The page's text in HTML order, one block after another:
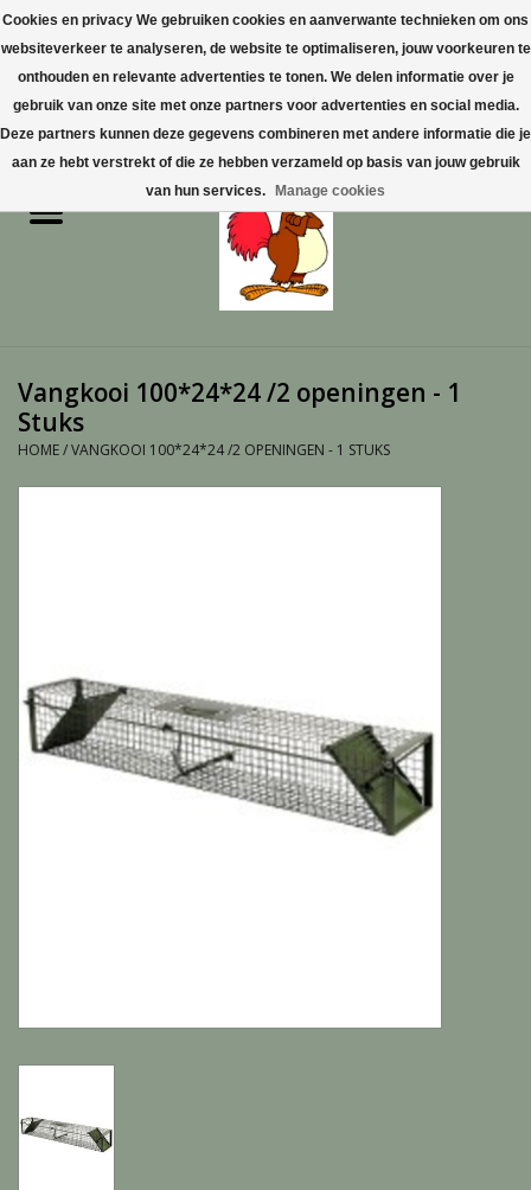
0 Artikelen - €0,00
Home
Vogelproducten aanschaffen
in Limburg
Hoefdieren
Paarden
Over ons
Vangkooi 100*24*24 /2 openingen - 1
Stuks
HOME/VANGKOOI 100*24*24 /2 OPENINGEN - 1 STUKS
Cookies en privacy We gebruiken cookies en aanverwante technieken om ons
websiteverkeer te analyseren, de website te optimaliseren, jouw voorkeuren te
onthouden en relevante advertenties te tonen. We delen informatie over je
gebruik van onze site met onze partners voor advertenties en social media.
Deze partners kunnen deze gegevens combineren met andere informatie die je
aan ze hebt verstrekt of die ze hebben verzameld op basis van jouw gebruik
van hun services.
Manage cookies